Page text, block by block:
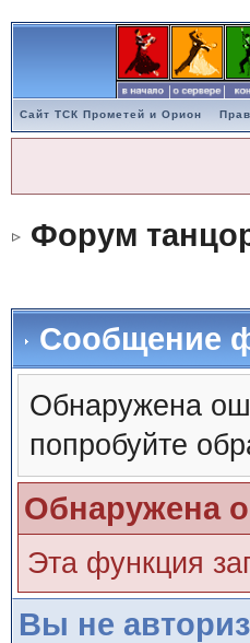
Сайт ТСК Прометей и Орион
Форум
Сообщение
Обнаружена
попробуйте
Обнаружена
Эта функция
Вы не